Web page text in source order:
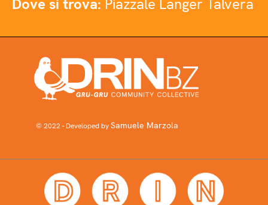
Dove si trova: Piazzale Langer Talvera
© 2022 - Developed bySamuele Marzola